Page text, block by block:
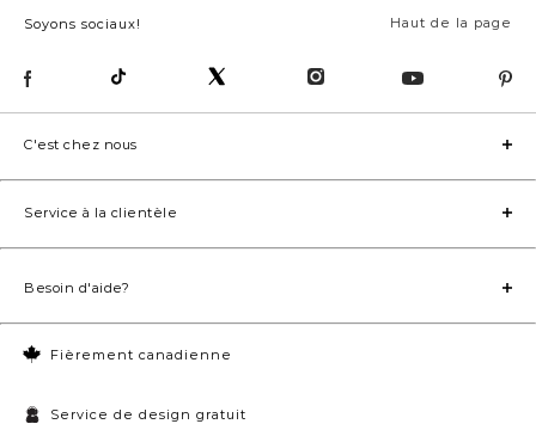
Haut de la page
Soyons sociaux!
Fièrement canadienne
Service de design gratuit
C'est chez nous
Service à la clientèle
Besoin d'aide?